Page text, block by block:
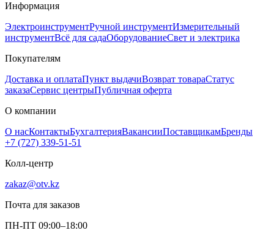
Информация
ЭлектроинструментРучной инструментИзмерительный
инструментВсё для садаОборудованиеСвет и электрика
Покупателям
Доставка и оплатаПункт выдачиВозврат товараСтатус
заказаСервис центрыПубличная оферта
О компании
О насКонтактыБухгалтерияВакансииПоставщикамБренды
+7 (727) 339-51-51
Колл-центр
zakaz@otv.kz
Почта для заказов
ПН-ПТ 09:00–18:00